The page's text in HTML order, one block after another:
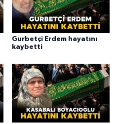
Gurbetçi Erdem hayatını
kaybetti